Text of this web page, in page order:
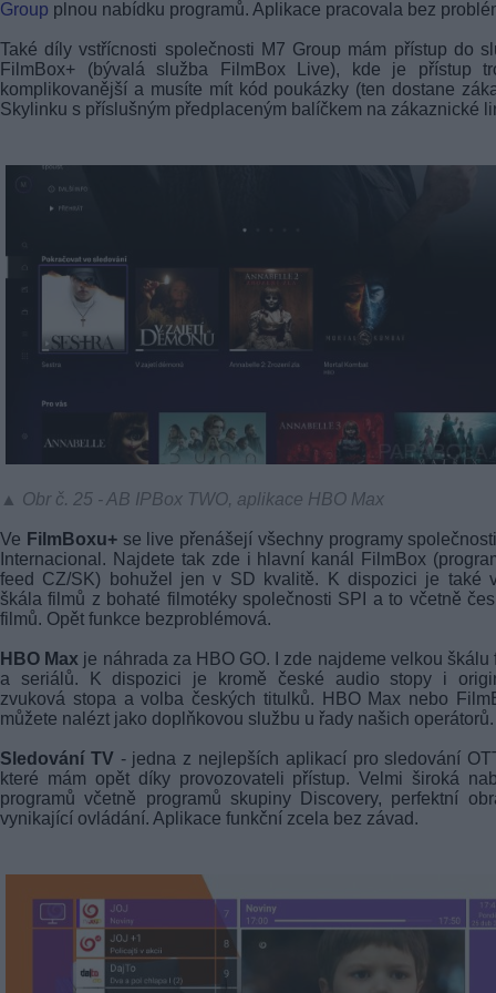
Group plnou nabídku programů. Aplikace pracovala bez
Také díly vstřícnosti společnosti M7 Group mám přístup do
FilmBox+ (bývalá služba FilmBox Live), kde je přístup
komplikovanější a musíte mít kód poukázky (ten dostane
Skylinku s příslušným předplaceným balíčkem na zákaznické
▲ Obr č. 25 - AB IPBox TWO, aplikace HBO Max
Ve FilmBoxu+se live přenášejí všechny programy
Internacional. Najdete tak zde i hlavní kanál FilmBox
feed CZ/SK) bohužel jen v SD kvalitě. K dispozici je také
škála filmů z bohaté filmotéky společnosti SPI a to včetně
filmů. Opět funkce bezproblémová.
HBO Max je náhrada za HBO GO. I zde najdeme velkou škálu
a seriálů. K dispozici je kromě české audio stopy i
zvuková stopa a volba českých titulků. HBO Max nebo
můžete nalézt jako doplňkovou službu u řady našich operátorů.
Sledování TV- jedna z nejlepších aplikací pro sledování
které mám opět díky provozovateli přístup. Velmi široká
programů včetně programů skupiny Discovery, perfektní
vynikající ovládání. Aplikace funkční zcela bez závad.